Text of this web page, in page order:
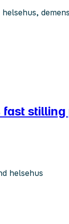
fast
helsehus